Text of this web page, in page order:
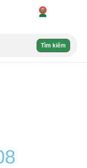
0
Tìm kiếm